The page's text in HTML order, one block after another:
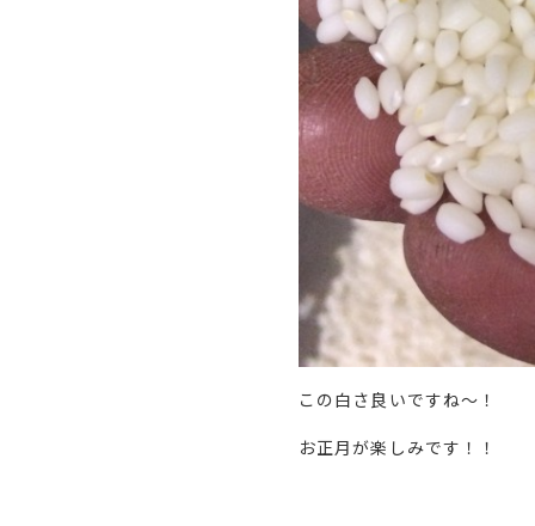
この白さ良いですね〜！
お正月が楽しみです！！